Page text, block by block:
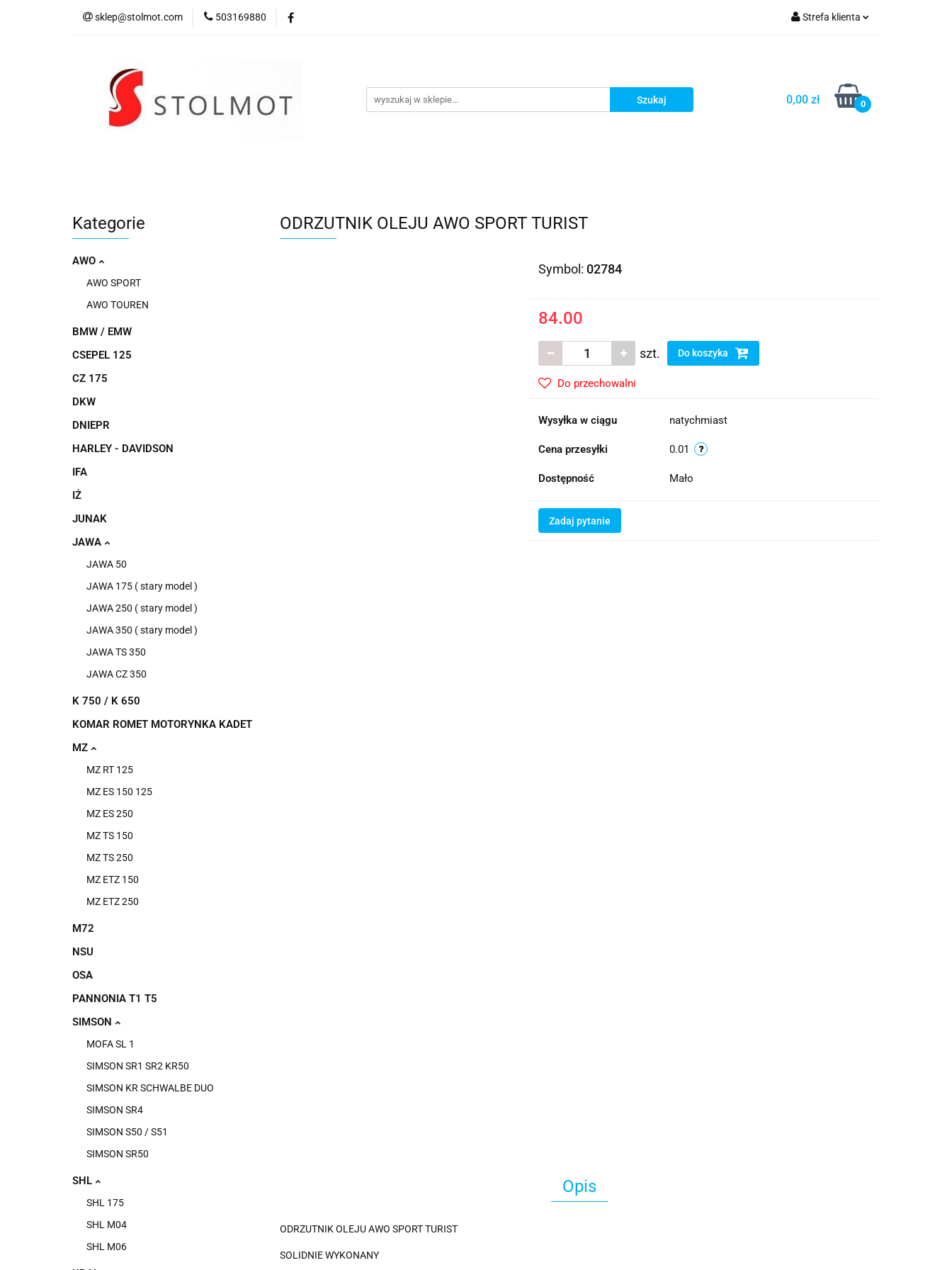
sklep@stolmot.com 503169880 Strefa klienta
Dodaj zgłoszenie
0,00 zł 0
Kategorie
AWO
AWO SPORT
AWO TOUREN
BMW / EMW
CSEPEL 125
CZ 175
DKW
DNIEPR
HARLEY - DAVIDSON
IFA
IŻ
JUNAK
JAWA
JAWA 50
JAWA 175 ( stary model )
JAWA 250 ( stary model )
JAWA 350 ( stary model )
JAWA TS 350
JAWA CZ 350
K 750 / K 650
KOMAR ROMET MOTORYNKA KADET
MZ
MZ RT 125
MZ ES 150 125
MZ ES 250
MZ TS 150
MZ TS 250
MZ ETZ 150
MZ ETZ 250
M72
NSU
OSA
PANNONIA T1 T5
SIMSON
MOFA SL 1
SIMSON SR1 SR2 KR50
SIMSON KR SCHWALBE DUO
SIMSON SR4
SIMSON S50 / S51
SIMSON SR50
SHL
SHL 175
SHL M04
SHL M06
ODRZUTNIK OLEJU AWO SPORT TURIST
Symbol: 02784
84.00
szt. Do koszyka
Do przechowalni
Wysyłka w ciągu natychmiast
Cena przesyłki 0.01
Dostępność Mało
Zadaj pytanie
Opis
ODRZUTNIK OLEJU AWO SPORT TURIST
SOLIDNIE WYKONANY